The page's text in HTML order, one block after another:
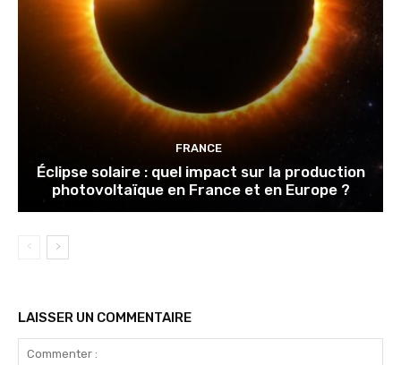
FRANCE
Éclipse solaire : quel impact sur la production
photovoltaïque en France et en Europe ?
LAISSER UN COMMENTAIRE